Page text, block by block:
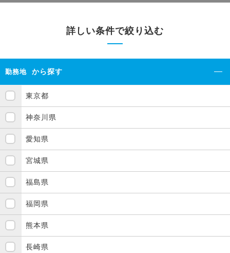
詳しい条件で絞り込む
勤務地 から探す
東京都
神奈川県
愛知県
宮城県
福島県
福岡県
熊本県
長崎県